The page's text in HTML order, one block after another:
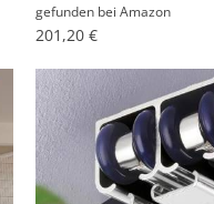
gefunden bei Amazon
201,20 €